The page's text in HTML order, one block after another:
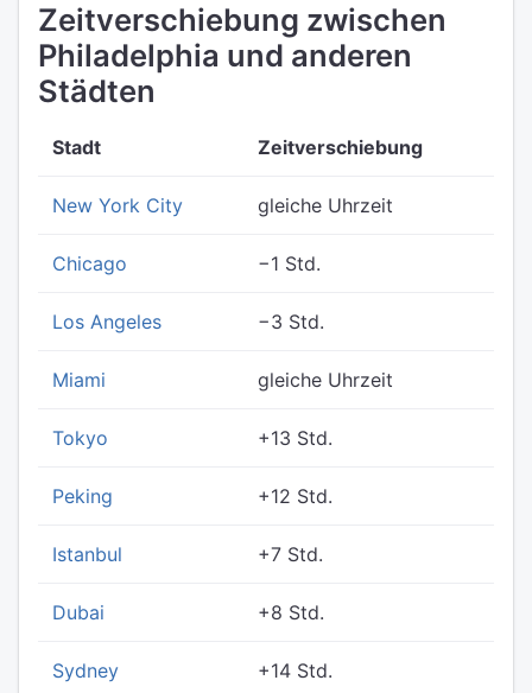
Zeitverschiebung zwischen
Philadelphia und anderen
Städten
Stadt Zeitverschiebung
New York City gleiche Uhrzeit
Chicago −1 Std.
Los Angeles −3 Std.
Miami gleiche Uhrzeit
Tokyo +13 Std.
Peking +12 Std.
Istanbul +7 Std.
Dubai +8 Std.
Sydney +14 Std.